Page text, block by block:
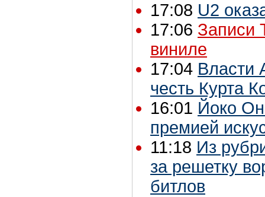
17:08 U2
17:06 Записи
виниле
17:04 Власти
честь Курта
16:01 Йоко
премией
11:18 Из
за решетку
битлов